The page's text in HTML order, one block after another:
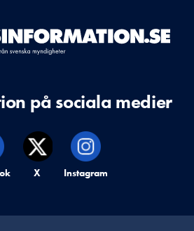
på sociala medier
på,
Krisinformation på,
X Krisinformation på,
Instagram